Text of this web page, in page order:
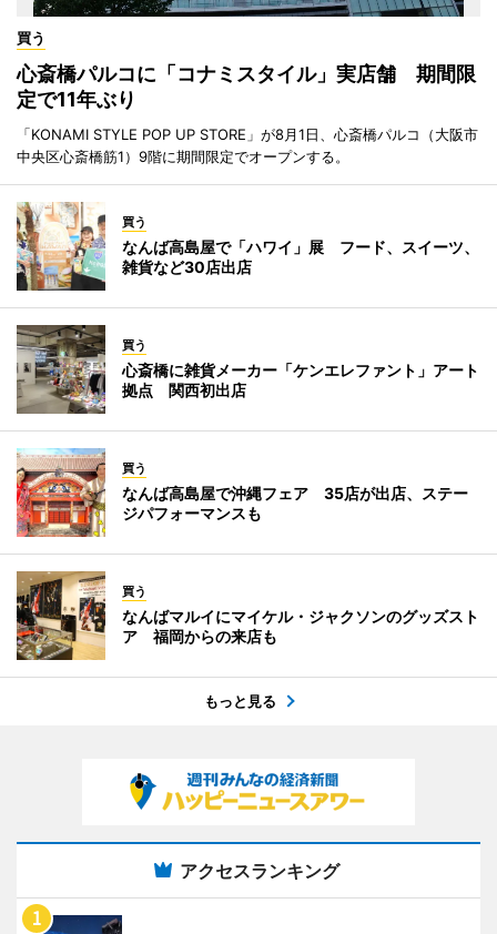
買う
心斎橋パルコに「コナミスタイル」実店舗 期間限
定で11年ぶり
「KONAMI STYLE POP UP STORE」が8月1日、心斎橋パルコ（大阪市
中央区心斎橋筋1）9階に期間限定でオープンする。
買う
なんば高島屋で「ハワイ」展 フード、スイーツ、
雑貨など30店出店
買う
心斎橋に雑貨メーカー「ケンエレファント」アート
拠点 関西初出店
買う
なんば高島屋で沖縄フェア 35店が出店、ステー
ジパフォーマンスも
買う
なんばマルイにマイケル・ジャクソンのグッズスト
ア 福岡からの来店も
もっと見る
アクセスランキング